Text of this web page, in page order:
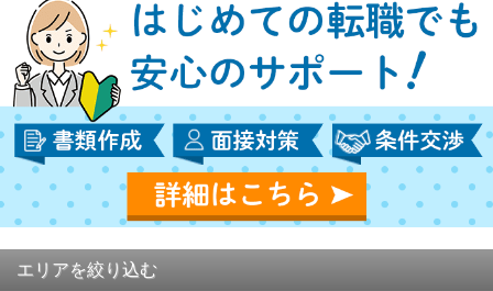
エリアを絞り込む